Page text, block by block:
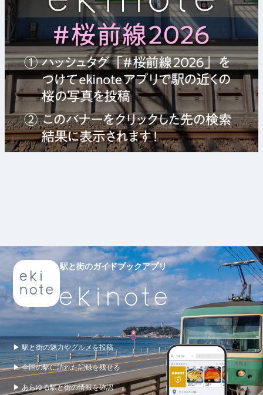
駅と街のガイドブックアプリ
▶ 駅と街の魅力やグルメを投稿
▶ 全国の駅に訪れた記録を残せる
▶ あらゆる駅と街の情報を確認